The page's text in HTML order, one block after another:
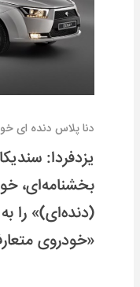
دنا پلاس دنده ای
یزدفردا:
بخشنامه‌ای،
(دنده‌ای)» را
«خودروی